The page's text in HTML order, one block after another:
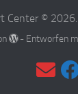
Center ©
- Entworfen